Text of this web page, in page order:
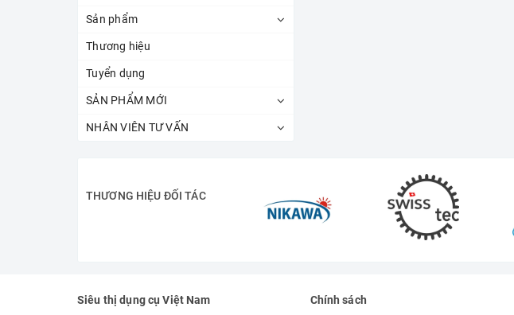
Sản phẩm
Thương hiệu
Tuyển dụng
SẢN PHẨM MỚI
NHÂN VIÊN TƯ VẤN
THƯƠNG HIỆU ĐỐI TÁC
Siêu thị dụng cụ Việt Nam Chính sách